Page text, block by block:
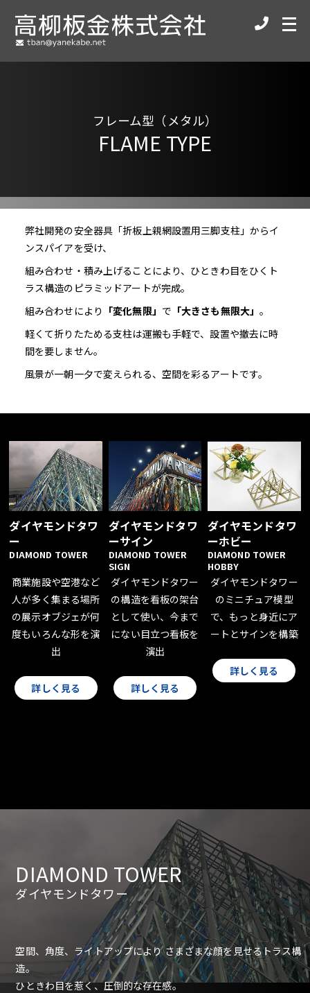
メ
フレーム型（メタル）
FLAME TYPE
弊社開発の安全器具「折板上親網設置用三脚支柱」からイ
ンスパイアを受け、
組み合わせ・積み上げることにより、ひときわ目をひくト
ラス構造のピラミッドアートが完成。
組み合わせにより 「変化無限」 で 「大きさも無限大」。
軽くて折りたためる支柱は運搬も手軽で、設置や撤去に時
間を要しません。
風景が一朝一夕で変えられる、空間を彩るアートです。
ダイヤモンドタワ
ー
DIAMOND TOWER
商業施設や空港など
人が多く集まる場所
の展示オブジェが何
度もいろんな形を演
出
詳しく見る
ダイヤモンドタワ
ーサイン
DIAMOND TOWER
SIGN
ダイヤモンドタワー
の構造を看板の架台
として使い、今まで
にない目立つ看板を
演出
詳しく見る
ダイヤモンドタワ
ーホビー
DIAMOND TOWER
HOBBY
ダイヤモンドタワー
のミニチュア模型
で、もっと身近にア
ートとサインを構築
詳しく見る
DIAMOND TOWER
ダイヤモンドタワー
空間、角度、ライトアップにより さまざまな顔を見せるトラス構
造。
ひときわ目を惹く、圧倒的な存在感。